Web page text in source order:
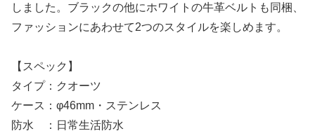
しました。ブラックの他にホワイトの牛革ベルトも同梱、
ファッションにあわせて2つのスタイルを楽しめます。
【スペック】
タイプ：クオーツ
ケース：φ46mm・ステンレス
防水 ：日常生活防水